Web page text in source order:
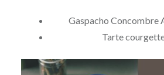
Gaspacho Concombre
Tarte